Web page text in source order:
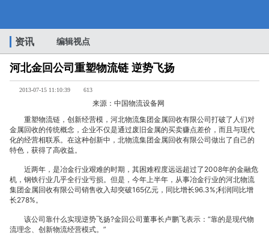
河
北
金
资讯 编辑视点
河北金回公司重塑物流链 逆势飞扬
2013-07-15 11:10:39 613
来源：中国物流设备网
重塑物流链，创新经营模，河北物流集团金属回收有限公司打破了人们对
金属回收的传统概念，企业不仅是通过废旧金属的买卖赚点差价，而且与现代
化的经营相联系。在这种创新中，北物流集团金属回收有限公司做出了自己的
特色，获得了高收益。
近两年，是冶金行业艰难的时期，其困难程度远远超过了2008年的金融危
机，钢铁行业几乎全行业亏损。但是，今年上半年，从事冶金行业的河北物流
集团金属回收有限公司销售收入却突破165亿元，同比增长96.3%;利润同比增
长278%。
该公司靠什么实现逆势飞扬?金回公司董事长卢鹏飞表示：“靠的是现代物
流理念、创新物流经营模式。”